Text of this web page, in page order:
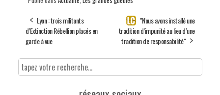
Lyon : trois militants
d’Extinction Rébellion placés en
garde à vue
"Nous avons installé une
tradition d’impunité au lieu d’une
tradition de responsabilité"